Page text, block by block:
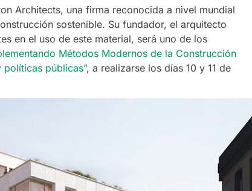
Architects, una firma reconocida a nivel mundial
sostenible. Su fundador, el arquitecto
en el uso de este material, será uno de los
Métodos Modernos de la Construcción
públicas”, a realizarse los días 10 y 11 de